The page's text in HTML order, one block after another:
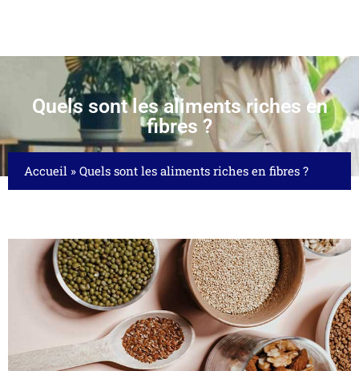
Quels sont les aliments riches en
fibres ?
Accueil » Quels sont les aliments riches en fibres ?